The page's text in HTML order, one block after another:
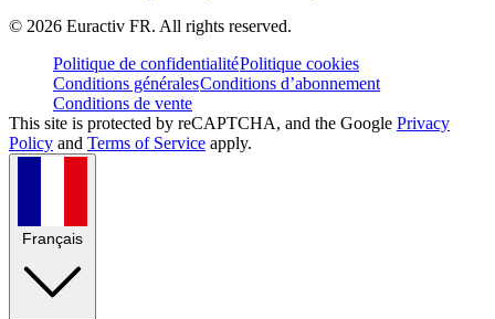
© 2026 Euractiv FR. All rights reserved.
Politique de confidentialitéPolitique cookies
Conditions généralesConditions d’abonnement
Conditions de vente
This site is protected by reCAPTCHA, and the Google Privacy
Policy and Terms of Service apply.
Français